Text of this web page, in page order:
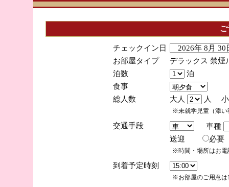
チェックイン日
2026年 8月
お部屋タイプ
デラックス 禁煙
泊数
泊
食事
総人数
大人 人 小
※未就学児童（添い
交通手段
車種
送迎
必
※時間・場所はお電
到着予定時刻
※お部屋のご用意は